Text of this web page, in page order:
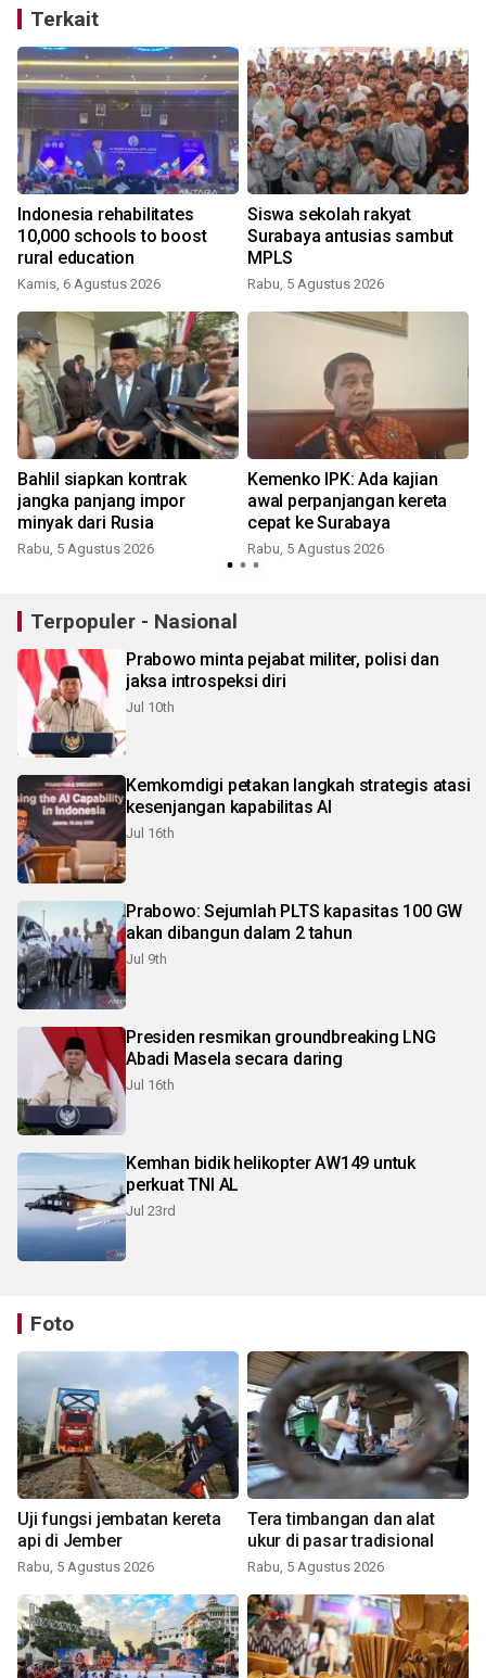
Terkait
Indonesia rehabilitates
10,000 schools to boost
rural education
Kamis, 6 Agustus 2026
Siswa sekolah rakyat
Surabaya antusias sambut
MPLS
Rabu, 5 Agustus 2026
Bahlil siapkan kontrak
jangka panjang impor
minyak dari Rusia
Rabu, 5 Agustus 2026
Kemenko IPK: Ada kajian
awal perpanjangan kereta
cepat ke Surabaya
Rabu, 5 Agustus 2026
Terpopuler - Nasional
Prabowo minta pejabat militer, polisi dan
jaksa introspeksi diri
Jul 10th
Kemkomdigi petakan langkah strategis atasi
kesenjangan kapabilitas AI
Jul 16th
Prabowo: Sejumlah PLTS kapasitas 100 GW
akan dibangun dalam 2 tahun
Jul 9th
Presiden resmikan groundbreaking LNG
Abadi Masela secara daring
Jul 16th
Kemhan bidik helikopter AW149 untuk
perkuat TNI AL
Jul 23rd
Foto
Uji fungsi jembatan kereta
api di Jember
Rabu, 5 Agustus 2026
Tera timbangan dan alat
ukur di pasar tradisional
Rabu, 5 Agustus 2026